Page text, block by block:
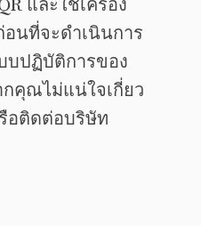
และใช้เครื่อง
นที่จะดำเนินการ
บปฏิบัติการของ
คุณไม่แน่ใจเกี่ยว
อติดต่อบริษัท